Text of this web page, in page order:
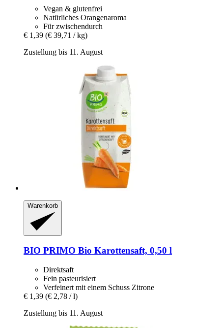
Vegan & glutenfrei
Natürliches Orangenaroma
Für zwischendurch
€ 1,39 (€ 39,71 / kg)
Zustellung bis 11. August
Warenkorb
BIO PRIMO Bio Karottensaft, 0,50 l
Direktsaft
Fein pasteurisiert
Verfeinert mit einem Schuss Zitrone
€ 1,39 (€ 2,78 / l)
Zustellung bis 11. August